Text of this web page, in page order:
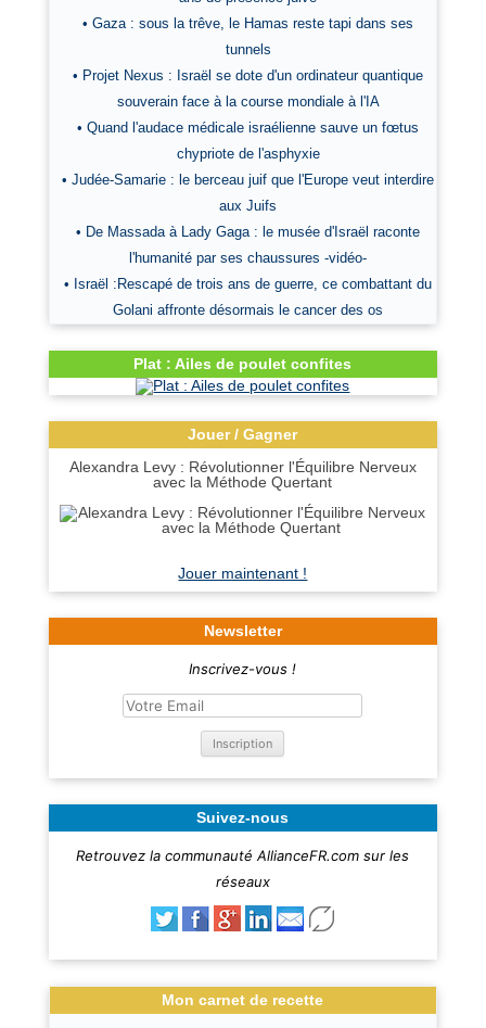
• Gaza : sous la trêve, le Hamas reste tapi dans ses
tunnels
• Projet Nexus : Israël se dote d'un ordinateur quantique
souverain face à la course mondiale à l'IA
• Quand l'audace médicale israélienne sauve un fœtus
chypriote de l'asphyxie
• Judée-Samarie : le berceau juif que l'Europe veut interdire
aux Juifs
• De Massada à Lady Gaga : le musée d'Israël raconte
l'humanité par ses chaussures -vidéo-
• Israël :Rescapé de trois ans de guerre, ce combattant du
Golani affronte désormais le cancer des os
Plat : Ailes de poulet confites
Jouer / Gagner
Alexandra Levy : Révolutionner l'Équilibre Nerveux
avec la Méthode Quertant
Jouer maintenant !
Newsletter
Inscrivez-vous !
Suivez-nous
Retrouvez la communauté AllianceFR.com sur les
réseaux
Mon carnet de recette